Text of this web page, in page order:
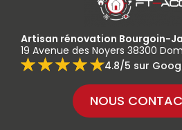
Artisan rénovation Bourgoin-
19 Avenue des Noyers 38300
4.8/5 sur
NOUS